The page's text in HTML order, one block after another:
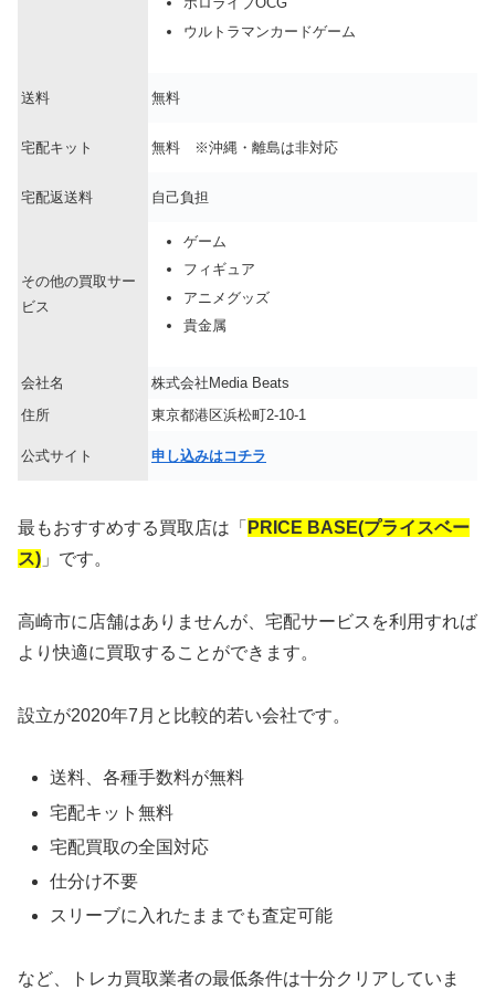
ウルトラマンカードゲーム
送料 無料
宅配キット 無料 ※沖縄・離島は非対応
宅配返送料 自己負担
その他の買取サー
ビス
ゲーム
フィギュア
アニメグッズ
貴金属
会社名
株式会社Media Beats
住所
東京都港区浜松町2-10-1
公式サイト 申し込みはコチラ
最もおすすめする買取店は「 PRICE BASE(プライスベー
ス) 」です。
高崎市に店舗はありませんが、宅配サービスを利用すれば
より快適に買取することができます。
設立が2020年7月と比較的若い会社です。
送料、各種手数料が無料
宅配キット無料
宅配買取の全国対応
仕分け不要
スリーブに入れたままでも査定可能
など、トレカ買取業者の最低条件は十分クリアしていま